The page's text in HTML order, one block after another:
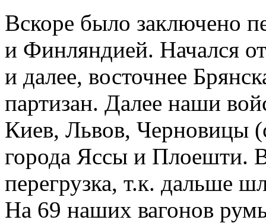
Вскоре было заключено
и Финляндией. Начался
и далее, восточнее
партизан. Далее наши
Киев, Львов, Черновицы
города Яссы и Плоешти.
перегрузка, т.к. дальше
На 69 наших вагонов